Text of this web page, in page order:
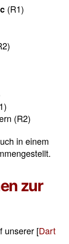
(R1)
(R2)
in einem
zur
unserer [Dart